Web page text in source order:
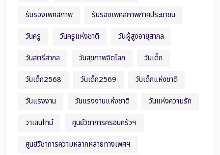
รับรองเพศสภาพ
รับรองเพศสภาพภาคประชาชน
วันครู
วันครูแห่งชาติ
วันผู้สูงอายุสากล
วันสตรีสากล
วันสุขภาพจิตโลก
วันเด็ก
วันเด็ก2568
วันเด็ก2569
วันเด็กแห่งชาติ
วันแรงงาน
วันแรงงานแห่งชาติ
วันแห่งความรัก
วาเลนไทน์
ศูนย์วิชาการครอบครัวฯ
ศูนย์วิชาการความหลากหลายทางเพศฯ